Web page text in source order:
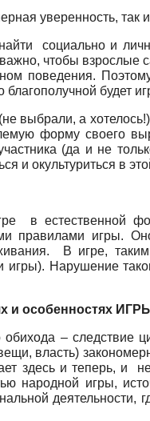
уверенность, так
социально и
чтобы взрослые
поведения.
благополучной будет
выбрали, а
форму своего
(да и не
и окультуриться в
в естественной
правилами игры.
В игре,
Нарушение
и особенностях ИГРЫ
– следствие
власть)
здесь и теперь, и
народной игры,